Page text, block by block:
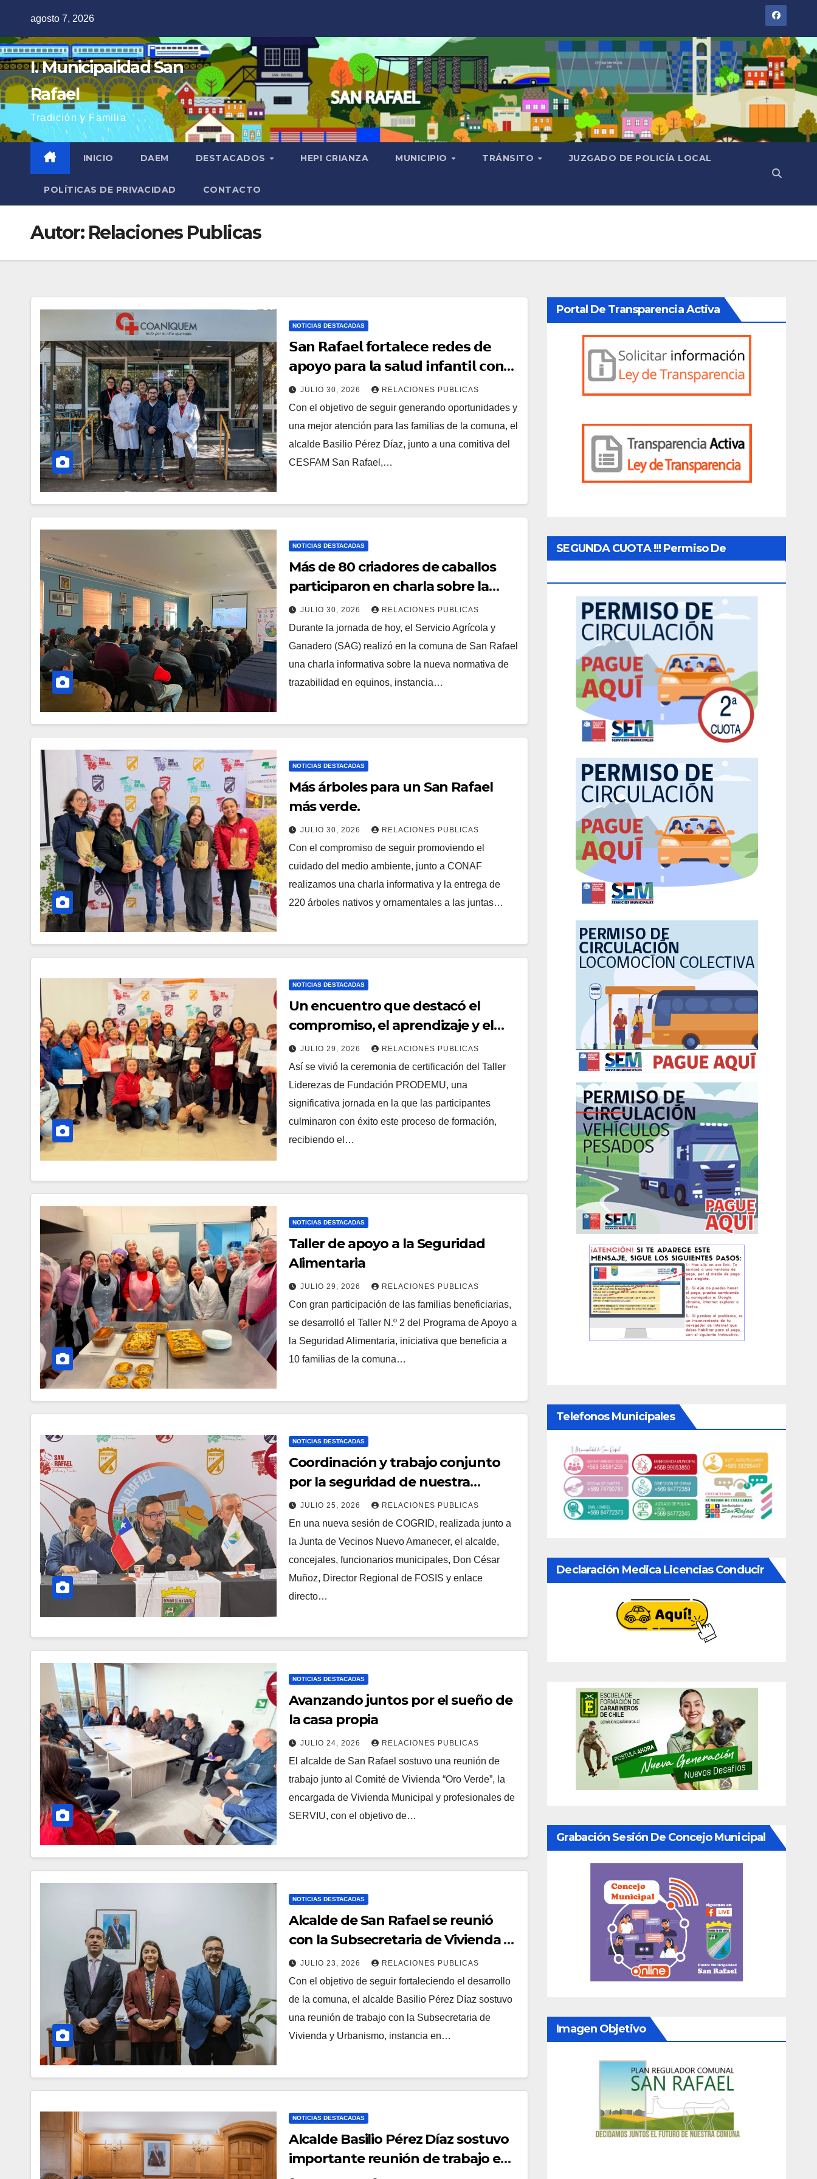
contenido
agosto 7, 2026
I. Municipalidad San
Rafael
Tradición y Familia
INICIO DAEM DESTACADOS HEPI CRIANZA MUNICIPIO TRÁNSITO JUZGADO DE POLICÍA LOCAL
POLÍTICAS DE PRIVACIDAD CONTACTO
Autor: Relaciones Publicas
NOTICIAS DESTACADAS
𝗦𝗮𝗻 𝗥𝗮𝗳𝗮𝗲𝗹 𝗳𝗼𝗿𝘁𝗮𝗹𝗲𝗰𝗲 𝗿𝗲𝗱𝗲𝘀 𝗱𝗲
𝗮𝗽𝗼𝘆𝗼 𝗽𝗮𝗿𝗮 𝗹𝗮 𝘀𝗮𝗹𝘂𝗱 𝗶𝗻𝗳𝗮𝗻𝘁𝗶𝗹 𝗰𝗼𝗻
𝘃𝗶𝘀𝗶𝘁𝗮 𝗮 𝗖𝗢𝗔𝗡𝗜𝗤𝗨𝗘𝗠
JULIO 30, 2026 RELACIONES PUBLICAS
Con el objetivo de seguir generando oportunidades y
una mejor atención para las familias de la comuna, el
alcalde Basilio Pérez Díaz, junto a una comitiva del
CESFAM San Rafael,…
NOTICIAS DESTACADAS
Más de 80 criadores de caballos
participaron en charla sobre la
nueva normativa de trazabilidad
equina
JULIO 30, 2026 RELACIONES PUBLICAS
Durante la jornada de hoy, el Servicio Agrícola y
Ganadero (SAG) realizó en la comuna de San Rafael
una charla informativa sobre la nueva normativa de
trazabilidad en equinos, instancia…
NOTICIAS DESTACADAS
Más árboles para un San Rafael
más verde.
JULIO 30, 2026 RELACIONES PUBLICAS
Con el compromiso de seguir promoviendo el
cuidado del medio ambiente, junto a CONAF
realizamos una charla informativa y la entrega de
220 árboles nativos y ornamentales a las juntas…
NOTICIAS DESTACADAS
Un encuentro que destacó el
compromiso, el aprendizaje y el
liderazgo de las mujeres de
nuestra comuna.
JULIO 29, 2026 RELACIONES PUBLICAS
Así se vivió la ceremonia de certificación del Taller
Liderezas de Fundación PRODEMU, una
significativa jornada en la que las participantes
culminaron con éxito este proceso de formación,
recibiendo el…
NOTICIAS DESTACADAS
Taller de apoyo a la Seguridad
Alimentaria
JULIO 29, 2026 RELACIONES PUBLICAS
Con gran participación de las familias beneficiarias,
se desarrolló el Taller N.º 2 del Programa de Apoyo a
la Seguridad Alimentaria, iniciativa que beneficia a
10 familias de la comuna…
NOTICIAS DESTACADAS
Coordinación y trabajo conjunto
por la seguridad de nuestra
comunidad.
JULIO 25, 2026 RELACIONES PUBLICAS
En una nueva sesión de COGRID, realizada junto a
la Junta de Vecinos Nuevo Amanecer, el alcalde,
concejales, funcionarios municipales, Don César
Muñoz, Director Regional de FOSIS y enlace
directo…
NOTICIAS DESTACADAS
Avanzando juntos por el sueño de
la casa propia
JULIO 24, 2026 RELACIONES PUBLICAS
El alcalde de San Rafael sostuvo una reunión de
trabajo junto al Comité de Vivienda “Oro Verde”, la
encargada de Vivienda Municipal y profesionales de
SERVIU, con el objetivo de…
NOTICIAS DESTACADAS
Alcalde de San Rafael se reunió
con la Subsecretaria de Vivienda y
Urbanismo para impulsar nuevos
espacios comunitarios
JULIO 23, 2026 RELACIONES PUBLICAS
Con el objetivo de seguir fortaleciendo el desarrollo
de la comuna, el alcalde Basilio Pérez Díaz sostuvo
una reunión de trabajo con la Subsecretaria de
Vivienda y Urbanismo, instancia en…
NOTICIAS DESTACADAS
Alcalde Basilio Pérez Díaz sostuvo
importante reunión de trabajo en
Portal De Transparencia Activa
SEGUNDA CUOTA !!! Permiso De
Telefonos Municipales
Declaración Medica Licencias Conducir
Grabación Sesión De Concejo Municipal
Imagen Objetivo